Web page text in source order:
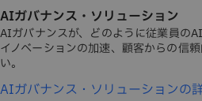
AIガバナンス・ソリューション
AIガバナンスが、どのように従業員の
イノベーションの加速、顧客からの信
い。
AIガバナンス・ソリューションの